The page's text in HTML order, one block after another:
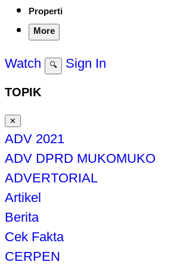
Properti
More
Watch 🔍 Sign In
TOPIK
✕
ADV 2021
ADV DPRD MUKOMUKO
ADVERTORIAL
Artikel
Berita
Cek Fakta
CERPEN